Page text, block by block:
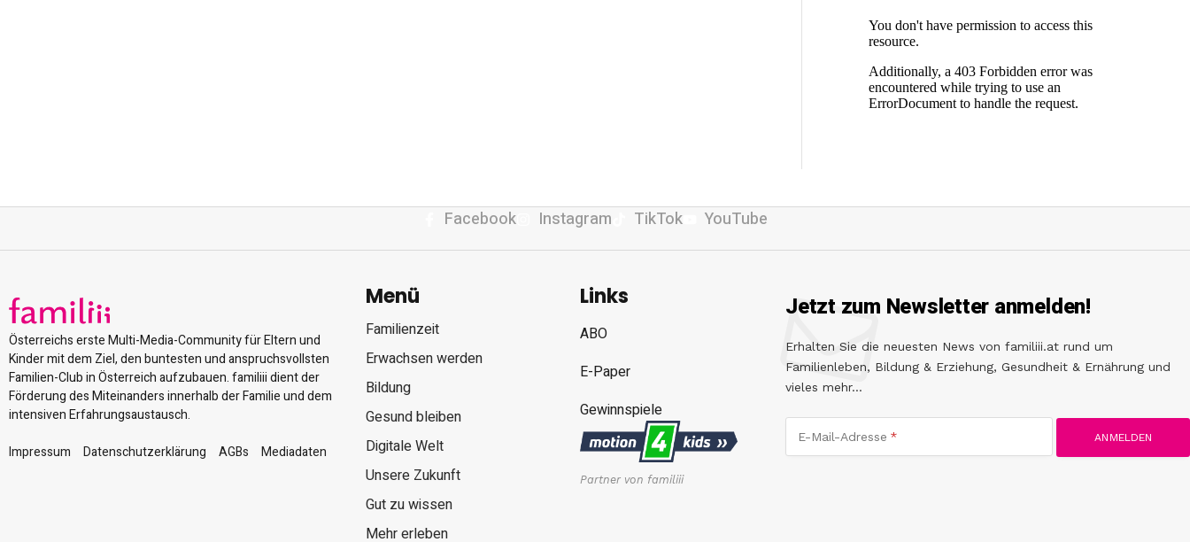
Facebook Instagram TikTok YouTube
Österreichs erste Multi-Media-Community für Eltern und
Kinder mit dem Ziel, den buntesten und anspruchsvollsten
Familien-Club in Österreich aufzubauen. familiii dient der
Förderung des Miteinanders innerhalb der Familie und dem
intensiven Erfahrungsaustausch.
Impressum
Datenschutzerklärung AGBs Mediadaten
Menü
Familienzeit
Erwachsen werden
Bildung
Gesund bleiben
Digitale Welt
Unsere Zukunft
Gut zu wissen
Mehr erleben
Links
ABO
E-Paper
Gewinnspiele
Partner von familiii
Jetzt zum Newsletter anmelden!
Erhalten Sie die neuesten News von familiii.at rund um
Familienleben, Bildung & Erziehung, Gesundheit & Ernährung und
vieles mehr...
E-Mail-Adresse